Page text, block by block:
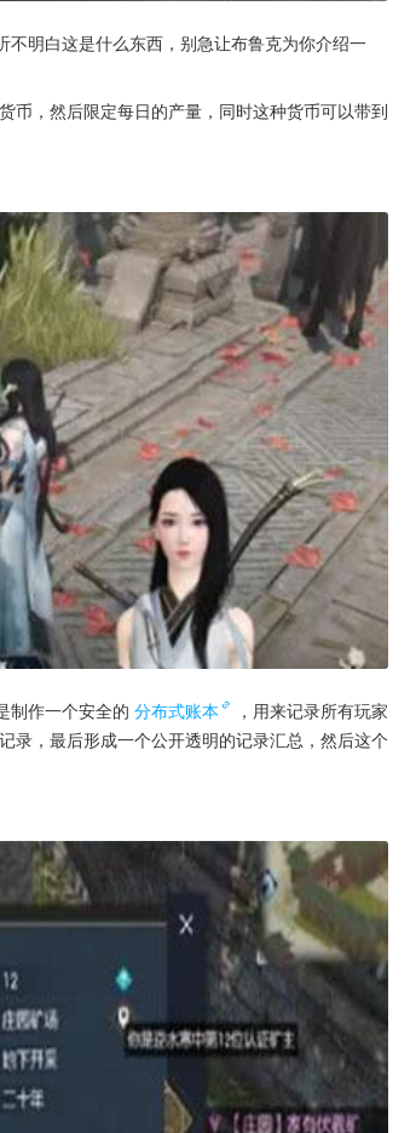
明白这是什么东西，别急让布鲁克为你介绍一
币，然后限定每日的产量，同时这种货币可以带到
制作一个安全的 分布式账本
，用来记录所有玩家
记录，最后形成一个公开透明的记录汇总，然后这个